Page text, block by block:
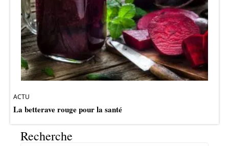
ACTU
La betterave rouge pour la santé
Recherche